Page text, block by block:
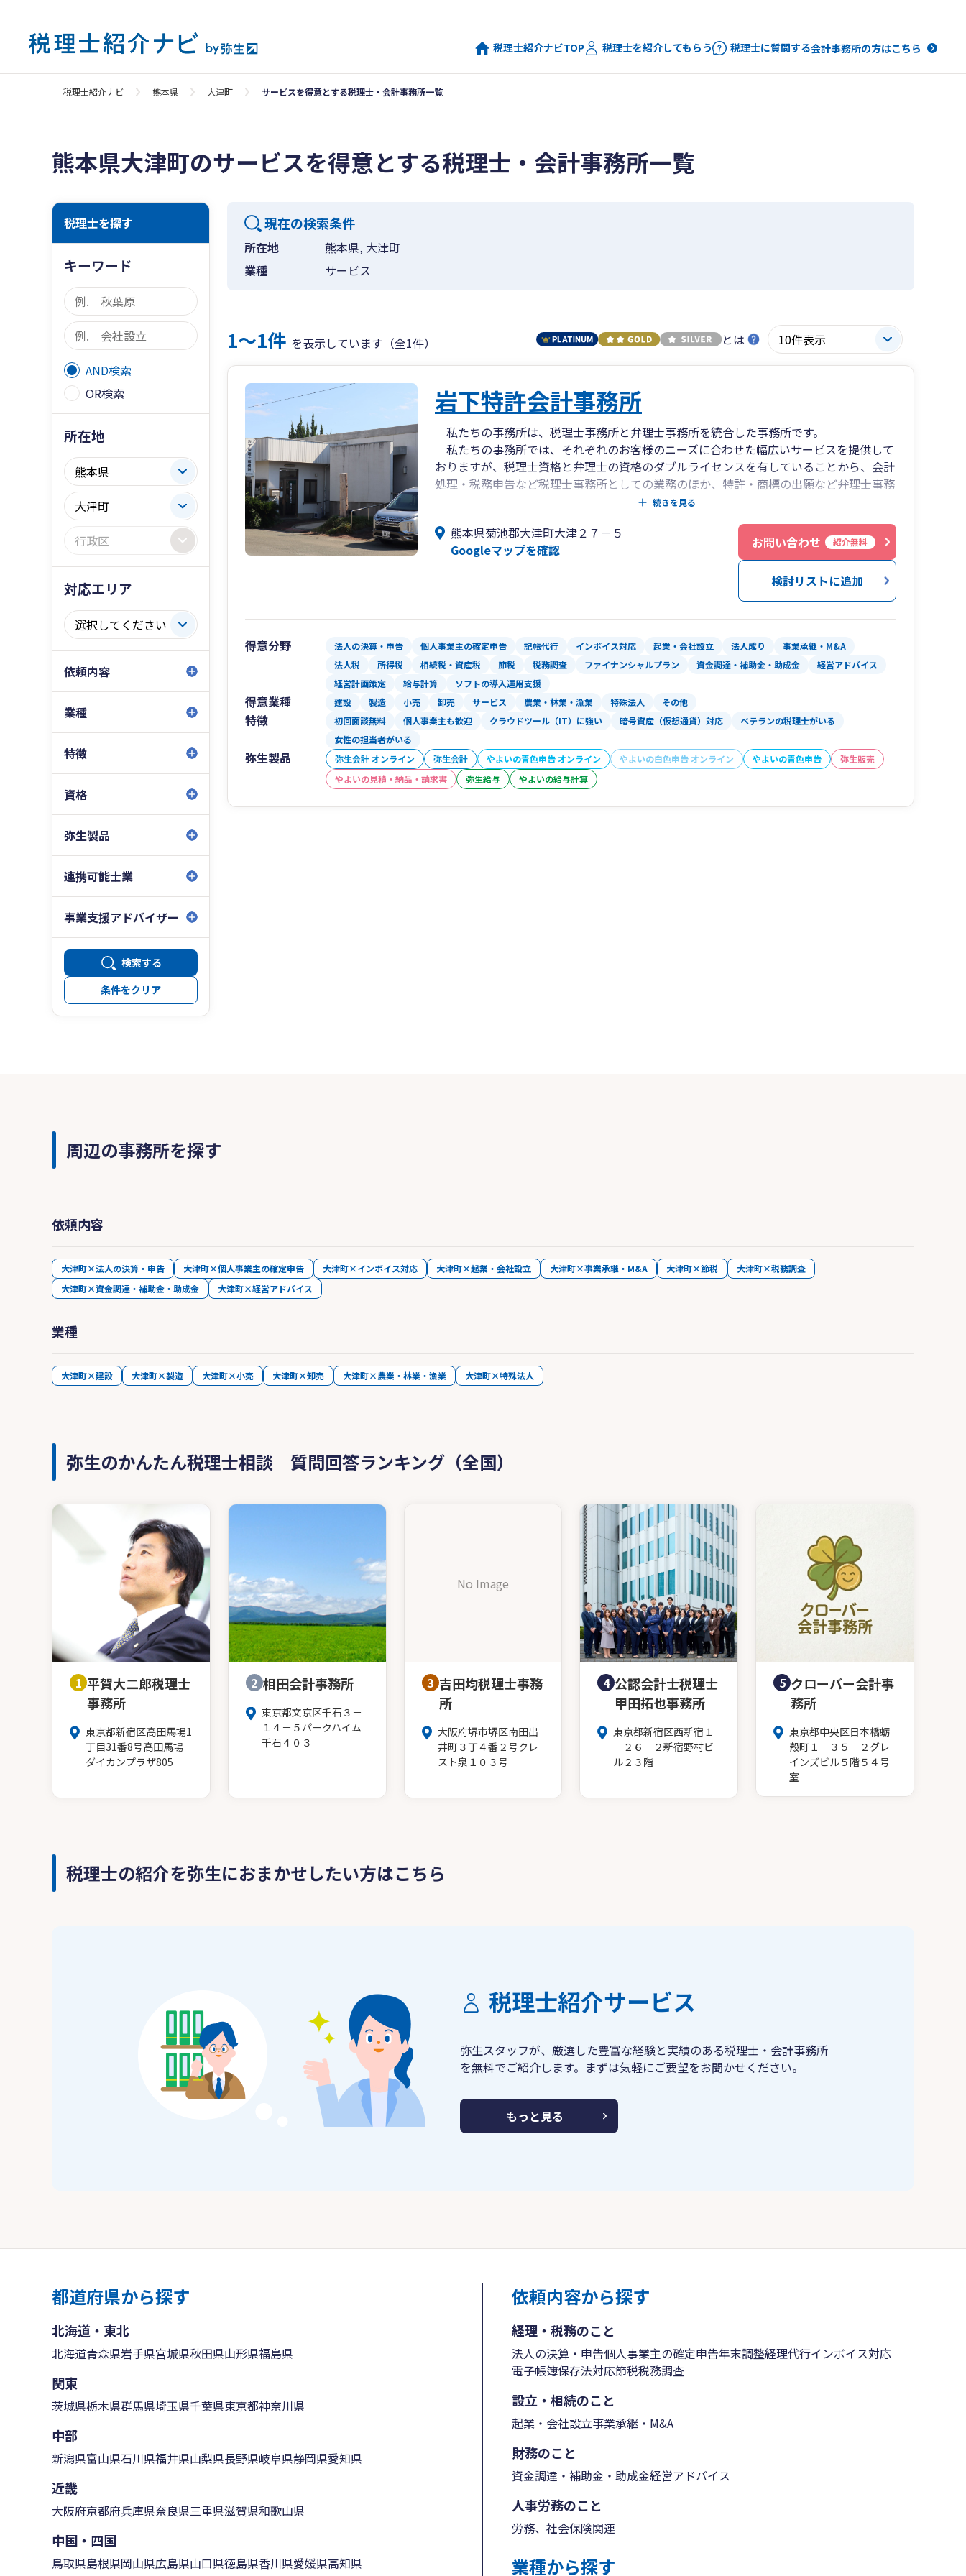
税理士紹介ナビTOP 税理士を紹介してもらう 税理士に質問する会計事務所の方はこちら
税理士紹介ナビ 熊本県 大津町 サービスを得意とする税理士・会計事務所一覧
熊本県大津町のサービスを得意とする税理士・会計事務所一覧
税理士を探す
キーワード
AND検索
OR検索
所在地
対応エリア
依頼内容
業種
特徴
資格
弥生製品
連携可能士業
事業支援アドバイザー
検索する
条件をクリア
現在の検索条件
所在地
熊本県, 大津町
業種
サービス
1〜1件 を表示しています（全1件） とは
岩下特許会計事務所
私たちの事務所は、税理士事務所と弁理士事務所を統合した事務所です。
私たちの事務所では、それぞれのお客様のニーズに合わせた幅広いサービスを提供して
おりますが、税理士資格と弁理士の資格のダブルライセンスを有していることから、会計
処理・税務申告など税理士事務所としての業務のほか、特許・商標の出願など弁理士事務
所としての業務をワンストップで提供することができます。
を、経営資源として戦略的に活用する体制が充分に整備されていない場合が多いのではな
いかと思いますが、弊事務所では、財務会計データを機軸に知的財産戦略を統合したサー
ビスを提供することが可能なため、弊事務所を中小企業の“財務部門”及び“知財部門”とし
て活用して頂ければ、財務戦略と知財戦略を統合した、知財・財務ガバメントを活用する
続きを見る
熊本県菊池郡大津町大津２７－５
Googleマップを確認
お問い合わせ 紹介無料
検討リストに追加
得意分野 法人の決算・申告 個人事業主の確定申告 記帳代行 インボイス対応 起業・会社設立 法人成り
事業承継・M&A
法人税
所得税 相続税・資産税 節税 税務調査 ファイナンシャルプラン 資金調達・補助金・助成金
経営アドバイス
経営計画策定
給与計算 ソフトの導入運用支援
得意業種 建設 製造 小売 卸売 サービス 農業・林業・漁業 特殊法人 その他
特徴 初回面談無料 個人事業主も歓迎 クラウドツール（IT）に強い 暗号資産（仮想通貨）対応
ベテランの税理士がいる
女性の担当者がいる
弥生製品 弥生会計 オンライン 弥生会計 やよいの青色申告 オンライン やよいの白色申告 オンライン やよいの青色申告
弥生販売
やよいの見積・納品・請求書
弥生給与 やよいの給与計算
周辺の事務所を探す
依頼内容
大津町×法人の決算・申告 大津町×個人事業主の確定申告 大津町×インボイス対応 大津町×起業・会社設立 大津町×事業承継・M&A 大津町×節税
大津町×税務調査
大津町×資金調達・補助金・助成金
大津町×経営アドバイス
業種
大津町×建設 大津町×製造 大津町×小売 大津町×卸売 大津町×農業・林業・漁業 大津町×特殊法人
弥生のかんたん税理士相談 質問回答ランキング（全国）
1 平賀大二郎税理士
事務所
東京都新宿区高田馬場1
丁目31番8号高田馬場
ダイカンプラザ805
2 相田会計事務所
東京都文京区千石３－
１４－５パークハイム
千石４０３
No Image
3 吉田均税理士事務
所
大阪府堺市堺区南田出
井町３丁４番２号クレ
スト泉１０３号
4 公認会計士税理士
甲田拓也事務所
東京都新宿区西新宿１
－２６－２新宿野村ビ
ル２３階
5 クローバー会計事
務所
東京都中央区日本橋蛎
殻町１－３５－２グレ
インズビル５階５４号
室
税理士の紹介を弥生におまかせしたい方はこちら
税理士紹介サービス
弥生スタッフが、厳選した豊富な経験と実績のある税理士・会計事務所
を無料でご紹介します。まずは気軽にご要望をお聞かせください。
もっと見る
都道府県から探す
北海道・東北
北海道青森県岩手県宮城県秋田県山形県福島県
関東
茨城県栃木県群馬県埼玉県千葉県東京都神奈川県
中部
新潟県富山県石川県福井県山梨県長野県岐阜県静岡県愛知県
近畿
大阪府京都府兵庫県奈良県三重県滋賀県和歌山県
中国・四国
鳥取県島根県岡山県広島県山口県徳島県香川県愛媛県高知県
依頼内容から探す
経理・税務のこと
法人の決算・申告個人事業主の確定申告年末調整経理代行インボイス対応
電子帳簿保存法対応節税税務調査
設立・相続のこと
起業・会社設立事業承継・M&A
財務のこと
資金調達・補助金・助成金経営アドバイス
人事労務のこと
労務、社会保険関連
業種から探す